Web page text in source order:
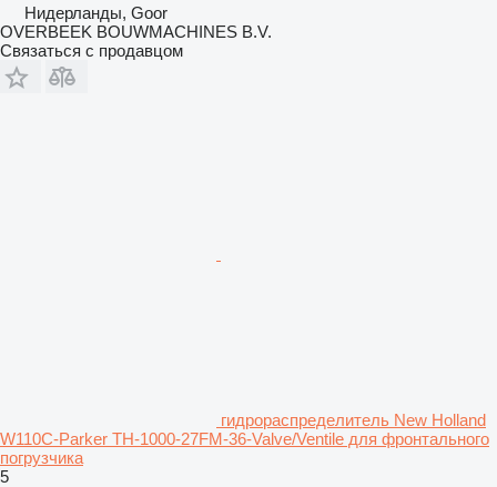
Нидерланды, Goor
OVERBEEK BOUWMACHINES B.V.
Связаться с продавцом
гидрораспределитель New Holland
W110C-Parker TH-1000-27FM-36-Valve/Ventile для фронтального
погрузчика
5